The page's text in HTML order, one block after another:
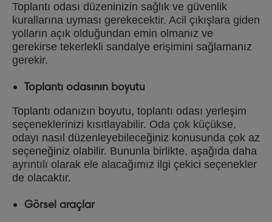
Toplantı odası düzeninizin sağlık ve güvenlik
kurallarına uyması gerekecektir. Acil çıkışlara giden
yolların açık olduğundan emin olmanız ve
gerekirse tekerlekli sandalye erişimini sağlamanız
gerekir.
Toplantı odasının boyutu
Toplantı odanızın boyutu, toplantı odası yerleşim
seçeneklerinizi kısıtlayabilir. Oda çok küçükse,
odayı nasıl düzenleyebileceğiniz konusunda çok az
seçeneğiniz olabilir. Bununla birlikte, aşağıda daha
ayrıntılı olarak ele alacağımız ilgi çekici seçenekler
de olacaktır.
Görsel araçlar